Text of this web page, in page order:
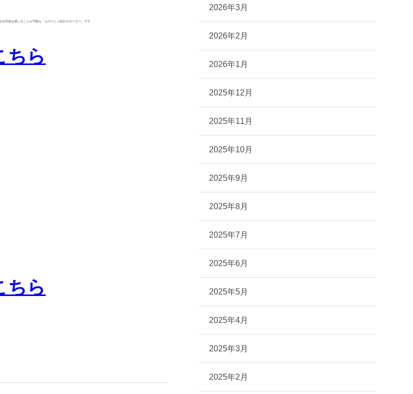
対策を講じることが可能な「ものづくり設計サポーター」です。
ちら
ちら
2026年3月
2026年2月
2026年1月
2025年12月
2025年11月
2025年10月
2025年9月
2025年8月
2025年7月
2025年6月
2025年5月
2025年4月
2025年3月
2025年2月